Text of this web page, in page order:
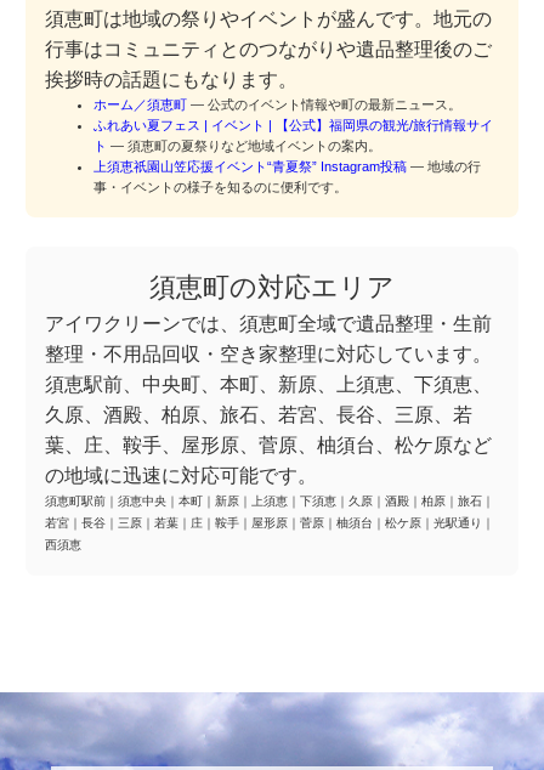
須恵町は地域の祭りやイベントが盛んです。地元の
行事はコミュニティとのつながりや遺品整理後のご
挨拶時の話題にもなります。
ホーム／須恵町 — 公式のイベント情報や町の最新ニュース。
ふれあい夏フェス | イベント | 【公式】福岡県の観光/旅行情報サイ
ト — 須恵町の夏祭りなど地域イベントの案内。
上須恵祇園山笠応援イベント“青夏祭” Instagram投稿 — 地域の行
事・イベントの様子を知るのに便利です。
須恵町の対応エリア
アイワクリーンでは、須恵町全域で遺品整理・生前
整理・不用品回収・空き家整理に対応しています。
須恵駅前、中央町、本町、新原、上須恵、下須恵、
久原、酒殿、柏原、旅石、若宮、長谷、三原、若
葉、庄、鞍手、屋形原、菅原、柚須台、松ケ原など
の地域に迅速に対応可能です。
須恵町駅前 須恵中央 本町 新原 上須恵 下須恵 久原 酒殿 柏原 旅石
若宮
長谷 三原 若葉 庄 鞍手 屋形原 菅原 柚須台 松ケ原 光駅通り
西須恵